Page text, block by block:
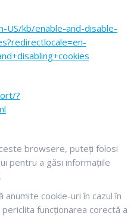
US/kb/enable-and-disable-
?
browsere, puteți folosi
pentru a găsi informațiile
anumite cookie-uri în cazul în
funcționarea corectă a